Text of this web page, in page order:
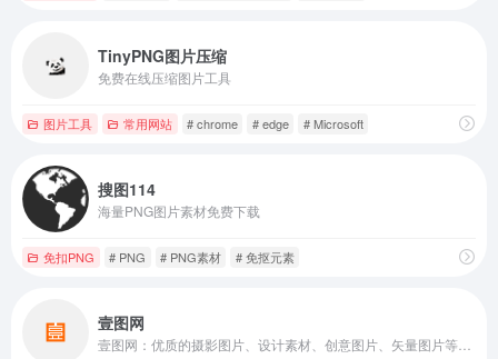
TinyPNG图片压缩
免费在线压缩图片工具
图片工具 常用网站 # chrome # edge # Microsoft
搜图114
海量PNG图片素材免费下载
免扣PNG # PNG # PNG素材 # 免抠元素
壹图网